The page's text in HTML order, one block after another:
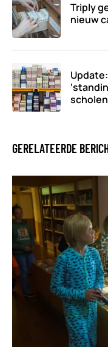
Triply
nieuw
scholen
GERELATEERDE